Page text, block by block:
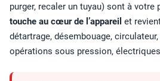
purger, recaler un tuyau) sont à votre
touche au cœur de l’appareil et
détartrage, désembouage,
opérations sous pression,